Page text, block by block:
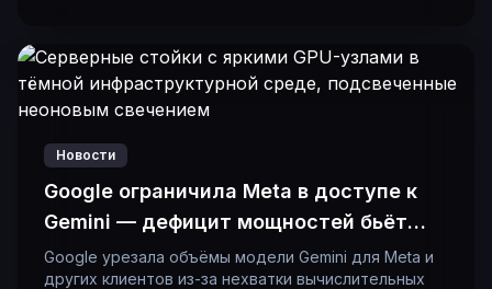
Новости
Google ограничила Meta в доступе к
Gemini — дефицит мощностей бьёт
даже гигантов
Google урезала объёмы модели Gemini для Meta и
других клиентов из-за нехватки вычислительных